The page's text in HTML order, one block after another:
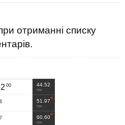
отриманні списку
44.52
грн
00
51.97
грн
60.60
грн